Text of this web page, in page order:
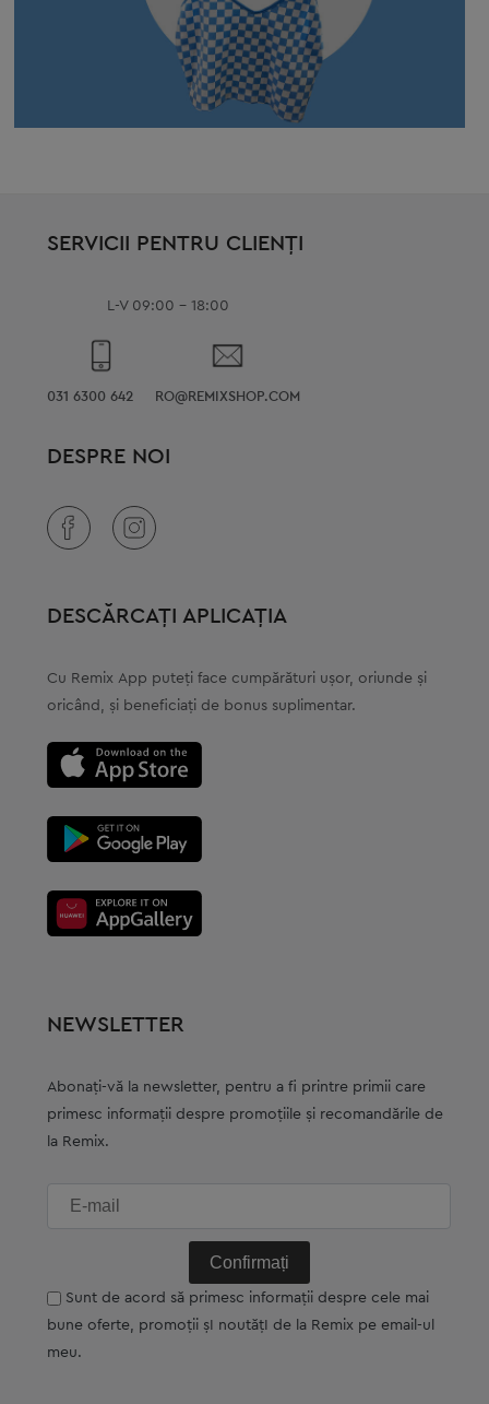
SERVICII PENTRU CLIENȚI
L-V 09:00 - 18:00
031 6300 642 RO@REMIXSHOP.COM
DESPRE NOI
DESCĂRCAȚI APLICAȚIA
Cu Remix Аpp puteți face cumpărături ușor, oriunde și
oricând, și beneficiați de bonus suplimentar.
NEWSLETTER
Abonați-vă la newsletter, pentru a fi printre primii care
primesc informații despre promoțiile și recomandările de
la Remix.
Sunt de acord să primesc informații despre cele mai
bune oferte, promoții șI noutățI de la Remix pe email-ul
meu.